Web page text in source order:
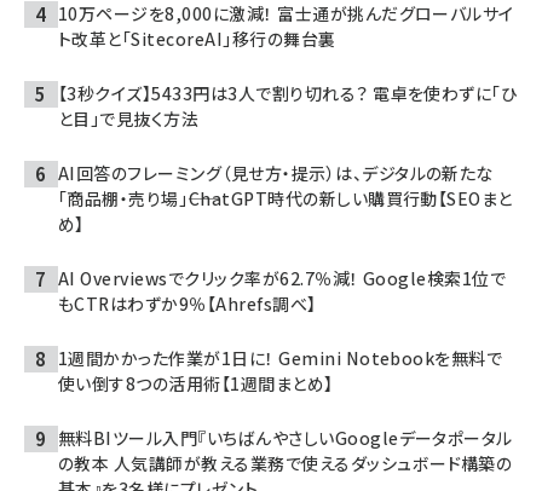
10万ページを8,000に激減！ 富士通が挑んだグローバルサイ
ト改革と「SitecoreAI」移行の舞台裏
【3秒クイズ】5433円は3人で割り切れる？ 電卓を使わずに「ひ
と目」で見抜く方法
AI回答のフレーミング（見せ方・提示）は、デジタルの新たな
「商品棚・売り場」――ChatGPT時代の新しい購買行動【SEOまと
め】
AI Overviewsでクリック率が62.7％減！ Google検索1位で
もCTRはわずか9％【Ahrefs調べ】
1週間かかった作業が1日に！ Gemini Notebookを無料で
使い倒す8つの活用術【1週間まとめ】
無料BIツール入門『いちばんやさしいGoogleデータポータル
の教本 人気講師が教える業務で使えるダッシュボード構築の